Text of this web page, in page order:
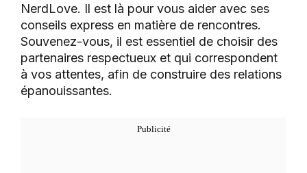
NerdLove. Il est là pour vous aider avec ses
conseils express en matière de rencontres.
Souvenez-vous, il est essentiel de choisir des
partenaires respectueux et qui correspondent
à vos attentes, afin de construire des relations
épanouissantes.